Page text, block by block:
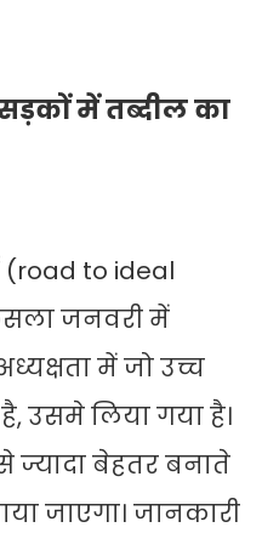
में तब्दील का
(road to ideal
जनवरी में
में जो उच्च
उसमे लिया गया है।
ज्यादा बेहतर बनाते
जाएगा। जानकारी